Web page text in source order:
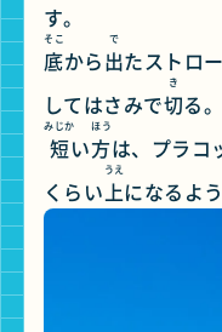
す。
底
そこ
から出
で
たストロ
してはさみで切
き
る。
短
みじか
い方
ほう
は、プラコ
くらい 上
うえ
になるよ